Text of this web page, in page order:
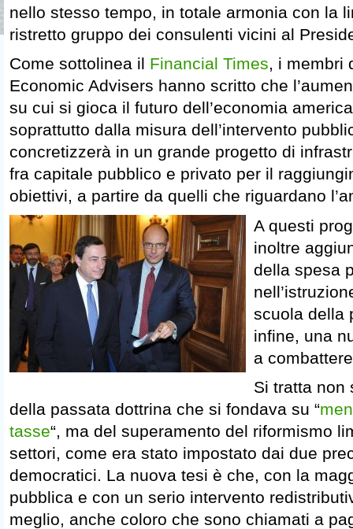
nello stesso tempo, in totale armonia con la
ristretto gruppo dei consulenti vicini al
Come sottolinea il Financial Times, i membri
Economic Advisers hanno scritto che
su cui si gioca il futuro dell’economia
soprattutto dalla misura dell’intervento
concretizzerà in un grande progetto di
fra capitale pubblico e privato per il
obiettivi, a partire da quelli che riguardano
A questi
inoltre
della spesa
scuola della
infine, una
a
Si tratta non
della passata dottrina che si fondava su “
tasse“, ma del superamento del riformismo
settori, come era stato impostato dai due
democratici. La nuova tesi è che, con la
pubblica e con un serio intervento
meglio, anche coloro che sono chiamati a